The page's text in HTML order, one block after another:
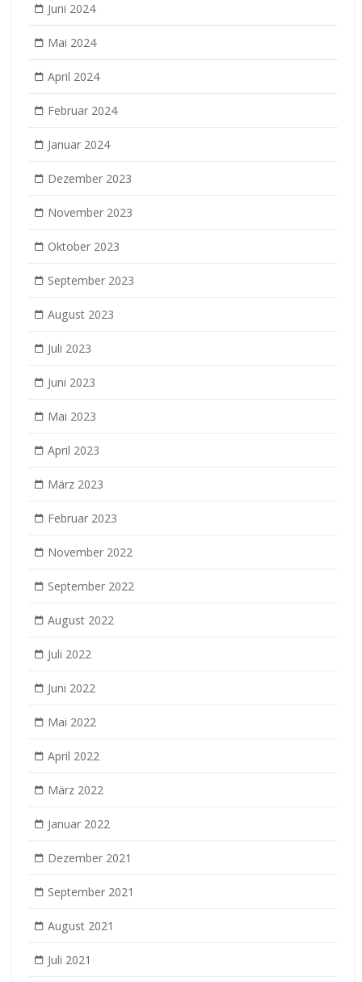
Juni 2024
Mai 2024
April 2024
Februar 2024
Januar 2024
Dezember 2023
November 2023
Oktober 2023
September 2023
August 2023
Juli 2023
Juni 2023
Mai 2023
April 2023
März 2023
Februar 2023
November 2022
September 2022
August 2022
Juli 2022
Juni 2022
Mai 2022
April 2022
März 2022
Januar 2022
Dezember 2021
September 2021
August 2021
Juli 2021